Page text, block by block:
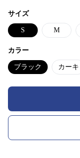
サイズ
S M
カラー
ブラック カーキ